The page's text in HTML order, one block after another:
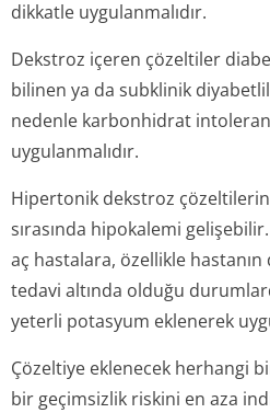
dikkatle uygulanmalıdır.
Dekstroz içeren çözeltiler
bilinen ya da subklinik
nedenle karbonhidrat
uygulanmalıdır.
Hipertonik dekstroz
sırasında hipokalemi
aç hastalara, özellikle
tedavi altında olduğu
yeterli potasyum eklenerek
Çözeltiye eklenecek herhangi
bir geçimsizlik riskini en aza